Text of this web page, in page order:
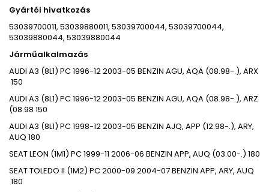
Gyártói hivatkozás
53039700011, 53039880011, 53039700044, 53039700044,
53039880044, 53039880044
Járműalkalmazás
AUDI A3 (8L1) PC1996-122003-05 BENZIN AGU, AQA (08.98-.), ARX
150
AUDI A3 (8L1) PC1996-122003-05 BENZIN AGU, AQA (08.98-.), ARZ
(08.98 150
AUDI A3 (8L1) PC1998-122003-05 BENZIN AJQ, APP (12.98-.), ARY,
AUQ 180
SEATLEON (1M1) PC1999-11 2006-06 BENZIN APP, AUQ (03.00-.) 180
SEATTOLEDO II (1M2) PC2000-09 2004-07BENZIN APP, ARY, AUQ
180